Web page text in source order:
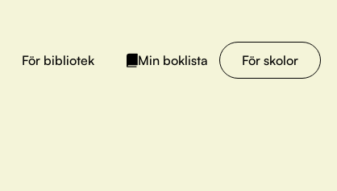
För bibliotek Min boklista För skolor